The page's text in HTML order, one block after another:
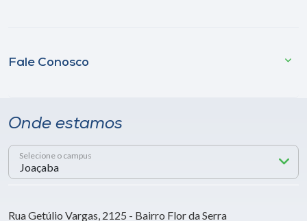
Fale Conosco
Onde estamos
Selecione o campus
Rua Getúlio Vargas, 2125 - Bairro Flor da Serra